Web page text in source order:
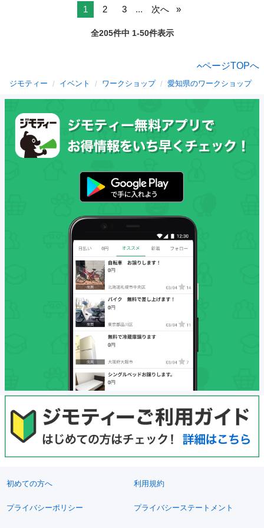
1 2 3 ... 次へ
全205件中 1-50件表示
ページTOPへ
ジモティー イベント ワークショップ 愛知県のワークショップ
初めての方へ 利用規約
プライバシーポリシー プライバシーステートメント